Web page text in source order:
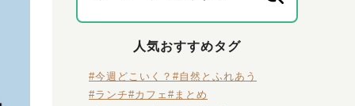
人気おすすめタグ
#今週どこいく？ #自然とふれあう
#ランチ#カフェ #まとめ